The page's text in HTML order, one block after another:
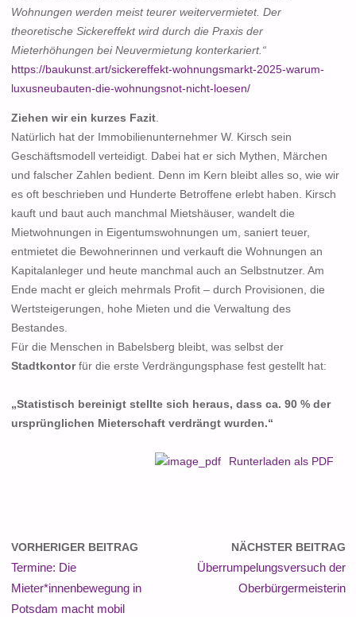
Wohnungen werden meist teurer weitervermietet. Der
theoretische Sickereffekt wird durch die Praxis der
Mieterhöhungen bei Neuvermietung konterkariert.“
https://baukunst.art/sickereffekt-wohnungsmarkt-2025-warum-
luxusneubauten-die-wohnungsnot-nicht-loesen/
Ziehen wir ein kurzes Fazit.
Natürlich hat der Immobilienunternehmer W. Kirsch sein
Geschäftsmodell verteidigt. Dabei hat er sich Mythen, Märchen
und falscher Zahlen bedient. Denn im Kern bleibt alles so, wie wir
es oft beschrieben und Hunderte Betroffene erlebt haben. Kirsch
kauft und baut auch manchmal Mietshäuser, wandelt die
Mietwohnungen in Eigentumswohnungen um, saniert teuer,
entmietet die Bewohnerinnen und verkauft die Wohnungen an
Kapitalanleger und heute manchmal auch an Selbstnutzer. Am
Ende macht er gleich mehrmals Profit – durch Provisionen, die
Wertsteigerungen, hohe Mieten und die Verwaltung des
Bestandes.
Für die Menschen in Babelsberg bleibt, was selbst der
Stadtkontorfür die erste Verdrängungsphase fest gestellt hat:
„Statistisch bereinigt stellte sich heraus, dass ca. 90 % der
ursprünglichen Mieterschaft verdrängt wurden.“
Runterladen als PDF
VORHERIGER BEITRAG
Termine: Die
Mieter*innenbewegung in
Potsdam macht mobil
NÄCHSTER BEITRAG
Überrumpelungsversuch der
Oberbürgermeisterin